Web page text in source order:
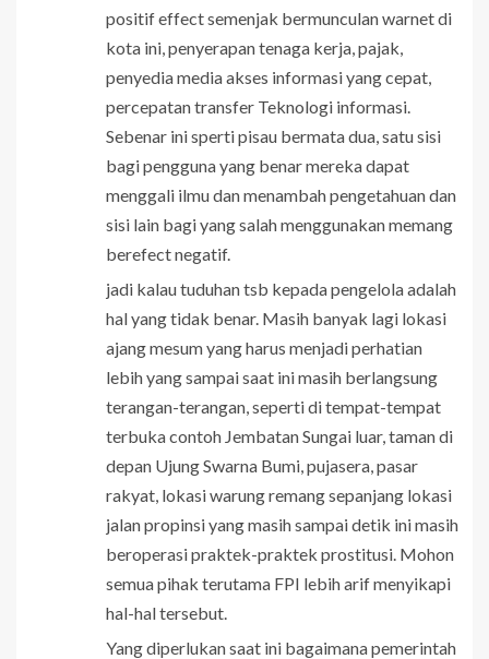
positif effect semenjak bermunculan warnet di
kota ini, penyerapan tenaga kerja, pajak,
penyedia media akses informasi yang cepat,
percepatan transfer Teknologi informasi.
Sebenar ini sperti pisau bermata dua, satu sisi
bagi pengguna yang benar mereka dapat
menggali ilmu dan menambah pengetahuan dan
sisi lain bagi yang salah menggunakan memang
berefect negatif.
jadi kalau tuduhan tsb kepada pengelola adalah
hal yang tidak benar. Masih banyak lagi lokasi
ajang mesum yang harus menjadi perhatian
lebih yang sampai saat ini masih berlangsung
terangan-terangan, seperti di tempat-tempat
terbuka contoh Jembatan Sungai luar, taman di
depan Ujung Swarna Bumi, pujasera, pasar
rakyat, lokasi warung remang sepanjang lokasi
jalan propinsi yang masih sampai detik ini masih
beroperasi praktek-praktek prostitusi. Mohon
semua pihak terutama FPI lebih arif menyikapi
hal-hal tersebut.
Yang diperlukan saat ini bagaimana pemerintah